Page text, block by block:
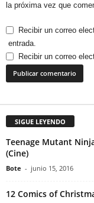
la próxima vez que
Recibir un correo
entrada.
Recibir un correo
SIGUE LEYENDO
Teenage Mutant
(Cine)
Bote - junio 15, 2016
12 Comics of